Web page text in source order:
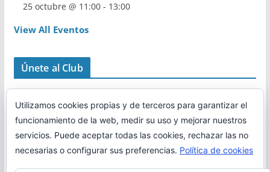
25 octubre @ 11:00- 13:00
View All Eventos
Únete al Club
Utilizamos cookies propias y de terceros para garantizar el
funcionamiento de la web, medir su uso y mejorar nuestros
servicios. Puede aceptar todas las cookies, rechazar las no
necesarias o configurar sus preferencias. Política de cookies